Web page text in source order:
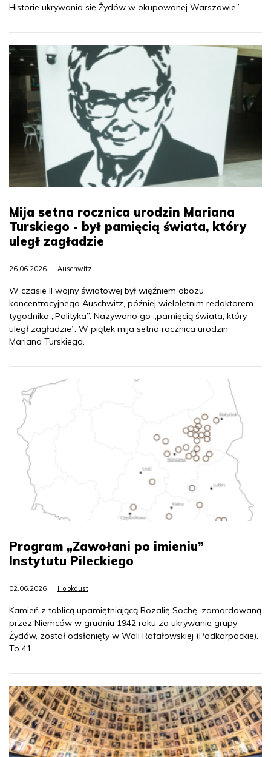
Historie ukrywania się Żydów w okupowanej Warszawie”.
Mija setna rocznica urodzin Mariana
Turskiego - był pamięcią świata, który
uległ zagładzie
26.06.2026 Auschwitz
W czasie II wojny światowej był więźniem obozu
koncentracyjnego Auschwitz, później wieloletnim redaktorem
tygodnika „Polityka”. Nazywano go „pamięcią świata, który
uległ zagładzie”. W piątek mija setna rocznica urodzin
Mariana Turskiego.
Program „Zawołani po imieniu”
Instytutu Pileckiego
02.06.2026 Holokaust
Kamień z tablicą upamiętniającą Rozalię Sochę, zamordowaną
przez Niemców w grudniu 1942 roku za ukrywanie grupy
Żydów, został odsłonięty w Woli Rafałowskiej (Podkarpackie).
To 41.